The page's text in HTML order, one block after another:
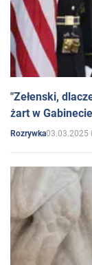
"Zełenski,
żart w
Rozrywka03.03.2025